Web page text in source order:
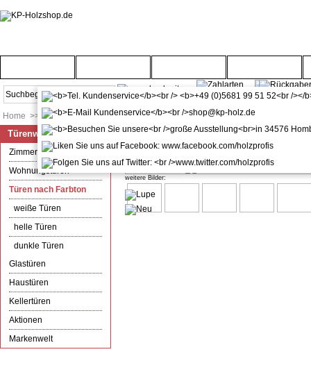
Home >> Türenwelt >> Türen nach Farbton
kuporta Kellertür Garagentür
weitere Bilder:
Türenwelt
Zimmertüren
Wohnungstüren
Türen nach Farbton
weiße Türen
helle Türen
dunkle Türen
Glastüren
Haustüren
Kellertüren
Aktionen
Markenwelt